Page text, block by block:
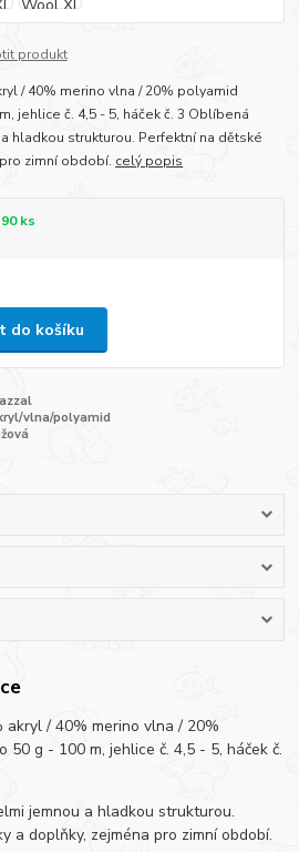
produkt
/ 40% merino vlna / 20% polyamid
jehlice č. 4,5 - 5, háček č. 3 Oblíbená
hladkou strukturou. Perfektní na dětské
zimní období. celý popis
ks
do košíku
vlna/polyamid
akryl / 40% merino vlna / 20%
50 g - 100 m, jehlice č. 4,5 - 5, háček č.
jemnou a hladkou strukturou.
a doplňky, zejména pro zimní období.